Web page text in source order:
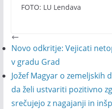
FOTO: LU Lendava
Novo odkritje: Vejicati
v gradu Grad
Jožef Magyar o zemeljskih
da želi ustvariti pozitivno
srečujejo z nagajanji in